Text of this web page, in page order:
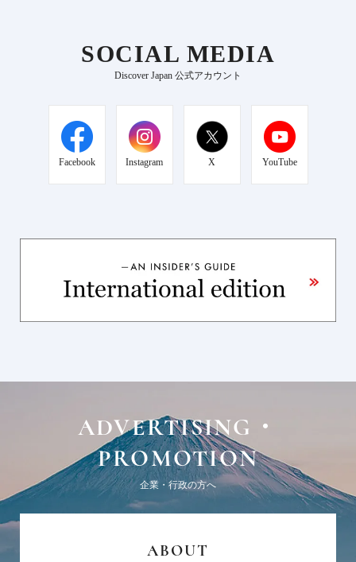
SOCIAL MEDIA
Discover Japan 公式アカウント
Facebook Instagram X YouTube
ADVERTISING・
PROMOTION
企業・行政の方へ
ABOUT